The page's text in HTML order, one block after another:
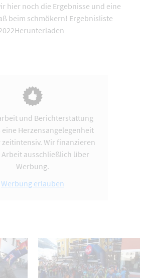
hier noch die Ergebnisse und eine
beim schmökern! Ergebnisliste
und Berichterstattung
eine Herzensangelegenheit
zeitintensiv. Wir finanzieren
Arbeit ausschließlich über
Werbung.
Werbung erlauben